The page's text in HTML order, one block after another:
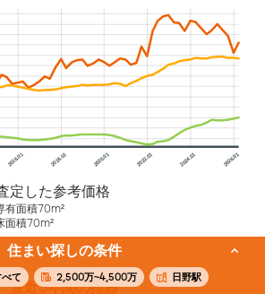
2016.01 2018.01 2020.01 2022.01 2024.01 2026.01
定した参考価格
有面積70m²
面積70m²
直近3年間の推移
住まい探しの条件
て 2,500万~4,500万 日野駅